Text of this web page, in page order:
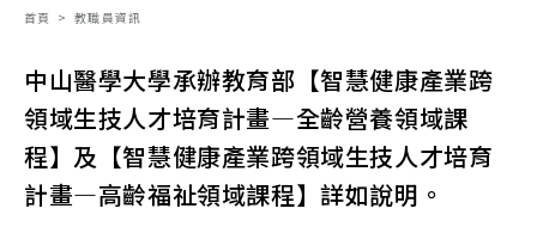
首頁 > 教職員資訊
中山醫學大學承辦教育部【智慧健康產業跨
領域生技人才培育計畫—全齡營養領域課
程】及【智慧健康產業跨領域生技人才培育
計畫—高齡福祉領域課程】詳如說明。